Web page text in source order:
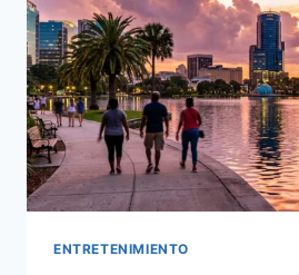
2026
ENTRETENIMIENTO